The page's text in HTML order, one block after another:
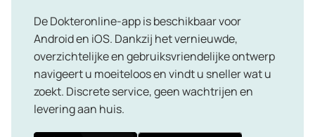
De Dokteronline-app is beschikbaar voor
Android en iOS. Dankzij het vernieuwde,
overzichtelijke en gebruiksvriendelijke ontwerp
navigeert u moeiteloos en vindt u sneller wat u
zoekt. Discrete service, geen wachtrijen en
levering aan huis.